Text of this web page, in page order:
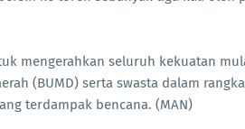
mengerahkan seluruh kekuatan
(BUMD) serta swasta dalam
terdampak bencana. (MAN)